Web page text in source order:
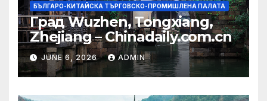
БЪЛГАРО-КИТАЙСКА ТЪРГОВСКО-ПРОМИШЛЕНА ПАЛАТА
Град Wuzhen, Tongxiang,
Zhejiang – Chinadaily.com.cn
JUNE 6, 2026 ADMIN